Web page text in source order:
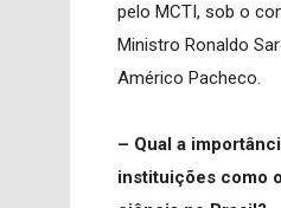
pelo MCTI, sob o
Ministro Ronaldo
Américo Pacheco.
– Qual a
instituições como